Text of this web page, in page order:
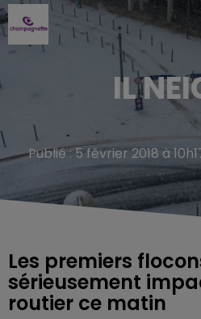
IL
Publié : 5 février 2018 à
Les premiers
sérieusement
routier ce matin